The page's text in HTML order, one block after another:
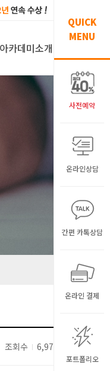
아카데미소개
QUICK
MENU
사전예약
온라인상담
간편 카톡상담
온라인 결제
포트폴리오
조회수 6,974